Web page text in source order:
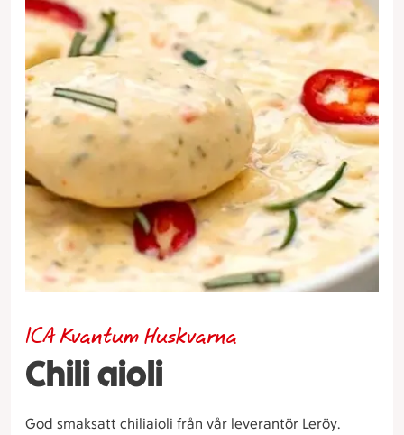
Chili aioli
ICA Kvantum Huskvarna
God smaksatt chiliaioli från vår leverantör Leröy.